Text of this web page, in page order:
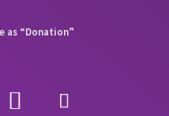
as “Donation”